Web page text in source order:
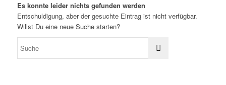
Es konnte leider nichts gefunden werden
Entschuldigung, aber der gesuchte Eintrag ist nicht verfügbar.
Willst Du eine neue Suche starten?